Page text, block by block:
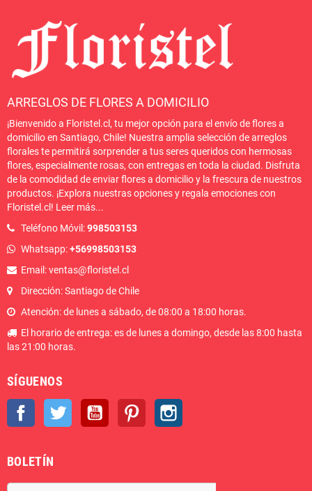
ARREGLOS DE FLORES A DOMICILIO
¡Bienvenido a Floristel.cl, tu mejor opción para el envío de flores a
domicilio en Santiago, Chile! Nuestra amplia selección de arreglos
florales te permitirá sorprender a tus seres queridos con hermosas
flores, especialmente rosas, con entregas en toda la ciudad. Disfruta
de la comodidad de enviar flores a domicilio y la frescura de nuestros
productos. ¡Explora nuestras opciones y regala emociones con
Floristel.cl! Leer más...
Teléfono Móvil:998503153
Whatsapp:+56998503153
Email: ventas@floristel.cl
Dirección: Santiago de Chile
Atención: de lunes a sábado, de 08:00 a 18:00 horas.
El horario de entrega: es de lunes a domingo, desde las 8:00 hasta
las 21:00 horas.
SÍGUENOS
Facebook Twitter YouTube Pinterest
BOLETÍN